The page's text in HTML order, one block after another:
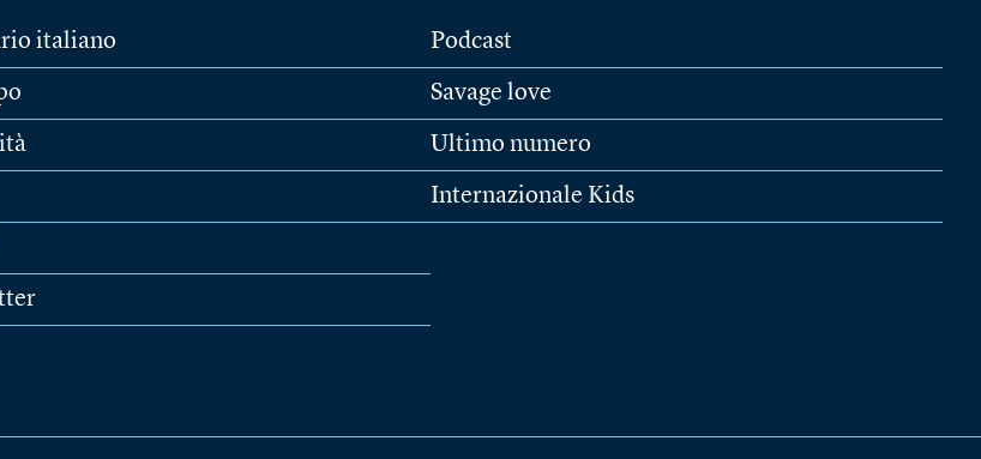
italiano Podcast
Savage love
Ultimo numero
Internazionale Kids